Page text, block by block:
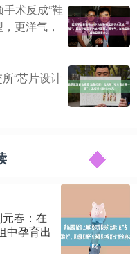
术反成“鞋
更洋气，
“芯片设计
春：在
中孕育出